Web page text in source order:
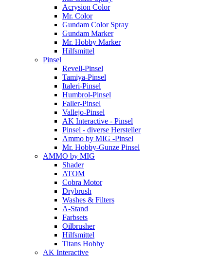
Acrysion Color
Mr. Color
Gundam Color Spray
Gundam Marker
Mr. Hobby Marker
Hilfsmittel
Pinsel
Revell-Pinsel
Tamiya-Pinsel
Italeri-Pinsel
Humbrol-Pinsel
Faller-Pinsel
Vallejo-Pinsel
AK Interactive - Pinsel
Pinsel - diverse Hersteller
Ammo by MIG -Pinsel
Mr. Hobby-Gunze Pinsel
AMMO by MIG
Shader
ATOM
Cobra Motor
Drybrush
Washes & Filters
A-Stand
Farbsets
Oilbrusher
Hilfsmittel
Titans Hobby
AK Interactive